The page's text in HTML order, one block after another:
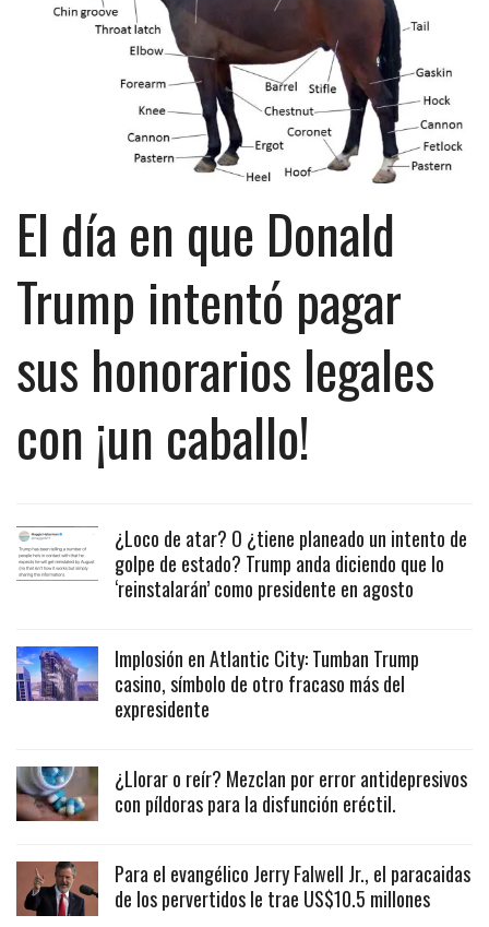
El día en que Donald
Trump intentó pagar
sus honorarios legales
con ¡un caballo!
¿Loco de atar? O ¿tiene planeado un intento de
golpe de estado? Trump anda diciendo que lo
‘reinstalarán’ como presidente en agosto
Implosión en Atlantic City: Tumban Trump
casino, símbolo de otro fracaso más del
expresidente
¿Llorar o reír? Mezclan por error antidepresivos
con píldoras para la disfunción eréctil.
Para el evangélico Jerry Falwell Jr., el paracaidas
de los pervertidos le trae US$10.5 millones